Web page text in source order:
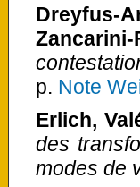
Dreyfus-
p. Note
Erlich,
des
modes de